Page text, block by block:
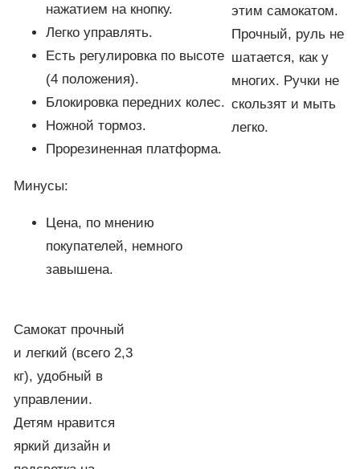
нажатием на кнопку.
Легко управлять.
Есть регулировка по высоте
(4 положения).
Блокировка передних колес.
Ножной тормоз.
Прорезиненная платформа.
Минусы:
Цена, по мнению
покупателей, немного
завышена.
этим самокатом.
Прочный, руль не
шатается, как у
многих. Ручки не
скользят и мыть
легко.
Самокат прочный
и легкий (всего 2,3
кг), удобный в
управлении.
Детям нравится
яркий дизайн и